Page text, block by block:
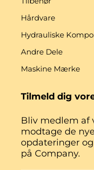
Hårdvare
Hydrauliske
Andre Dele
Maskine Mærke
Tilmeld dig
Bliv medlem af
modtage de
opdateringer
på Company.